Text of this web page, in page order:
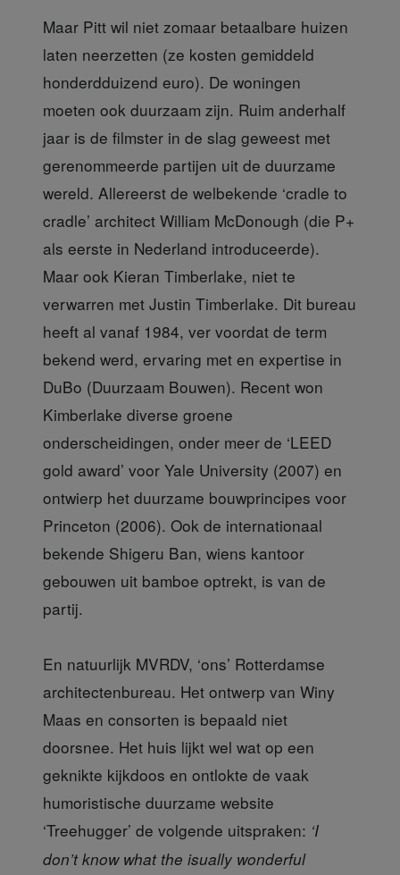
Maar Pitt wil niet zomaar betaalbare huizen
laten neerzetten (ze kosten gemiddeld
honderdduizend euro). De woningen
moeten ook duurzaam zijn. Ruim anderhalf
jaar is de filmster in de slag geweest met
gerenommeerde partijen uit de duurzame
wereld. Allereerst de welbekende ‘cradle to
cradle’ architect William McDonough (die P+
als eerste in Nederland introduceerde).
Maar ook Kieran Timberlake, niet te
verwarren met Justin Timberlake. Dit bureau
heeft al vanaf 1984, ver voordat de term
bekend werd, ervaring met en expertise in
DuBo (Duurzaam Bouwen). Recent won
Kimberlake diverse groene
onderscheidingen, onder meer de ‘LEED
gold award’ voor Yale University (2007) en
ontwierp het duurzame bouwprincipes voor
Princeton (2006). Ook de internationaal
bekende Shigeru Ban, wiens kantoor
gebouwen uit bamboe optrekt, is van de
partij.
En natuurlijk MVRDV, ‘ons’ Rotterdamse
architectenbureau. Het ontwerp van Winy
Maas en consorten is bepaald niet
doorsnee. Het huis lijkt wel wat op een
geknikte kijkdoos en ontlokte de vaak
humoristische duurzame website
‘Treehugger’ de volgende uitspraken: ‘I
don’t know what the isually wonderful